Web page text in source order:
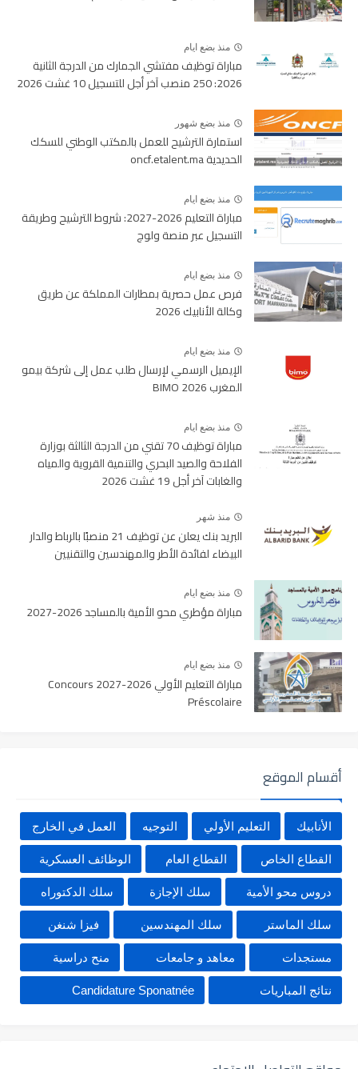
منذ بضع ايام
مباراة توظيف مفتشي الجمارك من الدرجة الثانية
2026: 250 منصب آخر أجل للتسجيل 10 غشت 2026
منذ بضع شهور
استمارة الترشيح للعمل بالمكتب الوطني للسكك
الحديدية oncf.etalent.ma
منذ بضع ايام
مباراة التعليم 2026-2027: شروط الترشيح وطريقة
التسجيل عبر منصة ولوج
منذ بضع ايام
فرص عمل حصرية بمطارات المملكة عن طريق
وكالة الأنابيك 2026
منذ بضع ايام
الإيميل الرسمي لإرسال طلب عمل إلى شركة بيمو
المغرب BIMO 2026
منذ بضع ايام
مباراة توظيف 70 تقني من الدرجة الثالثة بوزارة
الفلاحة والصيد البحري والتنمية القروية والمياه
والغابات آخر أجل 19 غشت 2026
منذ شهر
البريد بنك يعلن عن توظيف 21 منصبًا بالرباط والدار
البيضاء لفائدة الأطر والمهندسين والتقنيين
منذ بضع ايام
مباراة مؤطري محو الأمية بالمساجد 2026-2027
منذ بضع ايام
مباراة التعليم الأولي 2026-2027 Concours
Préscolaire
أقسام الموقع
الأنابيك التعليم الأولي التوجيه العمل في الخارج
القطاع الخاص القطاع العام الوظائف العسكرية
دروس محو الأمية سلك الإجازة سلك الدكتوراه
سلك الماستر سلك المهندسين فيزا شنغن
مستجدات معاهد و جامعات منح دراسية
نتائج المباريات Candidature Sponatnée